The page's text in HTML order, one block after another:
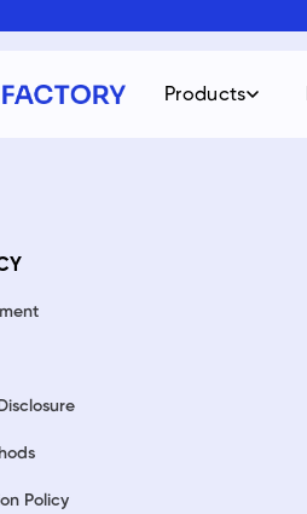
Products
Policy